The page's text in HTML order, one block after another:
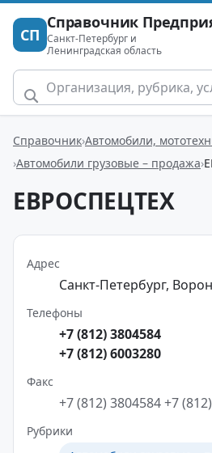
СП
Справочник
Санкт-Петербург и
Ленинградская область
Справочник Автомобили,
Автомобили грузовые – продажа
ЕВРОСПЕЦТЕХ
Адрес
Санкт-Петербург,
Телефоны
+7 (812) 3804584
+7 (812) 6003280
Факс
+7 (812) 3804584+7
Рубрики